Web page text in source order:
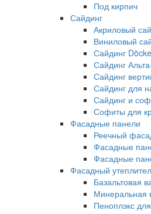
Под кирпич
Сайдинг
Акриловый
Виниловый
Сайдинг Döcke
Сайдинг
Сайдинг
Сайдинг для
Сайдинг и
Софиты для
Фасадные панели
Реечный
Фасадные
Фасадные
Фасадный
Базальтовая
Минеральная
Пеноплэкс